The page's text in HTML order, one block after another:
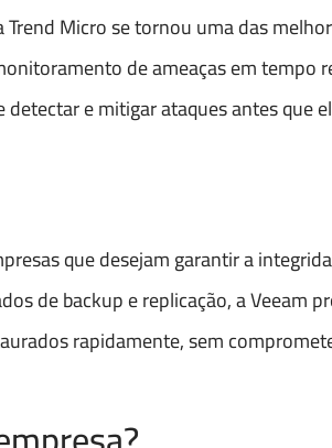
Micro se tornou uma das
de ameaças em tempo
e mitigar ataques antes que
que desejam garantir a
de backup e replicação, a Veeam
rapidamente, sem